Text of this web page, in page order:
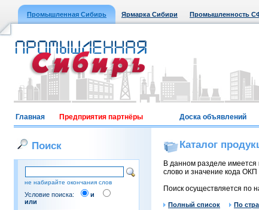
Промышленная Сибирь Ярмарка Сибири Промышленность
Главная Предприятия партнёры Доска объявлений
Поиск
не набирайте окончания слов
Условие поиска:
и
или
Каталог
В данном разделе имеется
слово и значение кода
Поиск осуществляется по
Полный список По